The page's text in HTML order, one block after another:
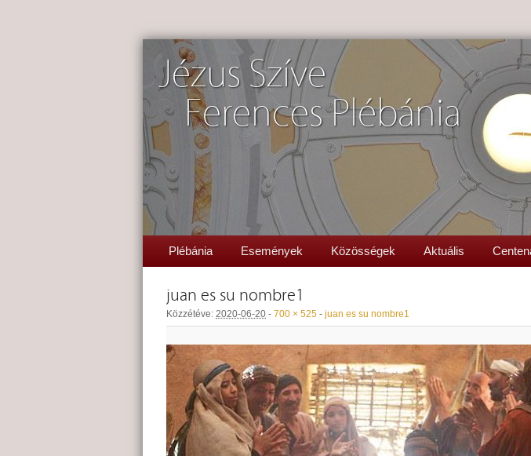
Jézus Szíve
Ferences Plébánia
Plébánia Események Közösségek Aktuális
juan es su nombre1
Közzétéve: 2020-06-20 - 700 × 525 - juan es su nombre1